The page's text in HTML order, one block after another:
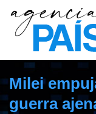
Milei
guerra